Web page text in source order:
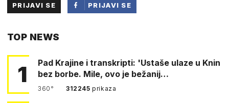
PRIJAVI SE
PRIJAVI SE
TOP NEWS
1
Pad Krajine i transkripti: 'Ustaše ulaze u Knin
bez borbe. Mile, ovo je bežanij…
360° 312245prikaza